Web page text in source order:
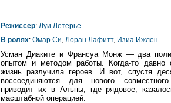
Режиссер: Луи Летерье
В ролях: Омар Си Лоран Лафитт, Изиа Ижлен
Усман Диаките и Франсуа Монж — два
опытом и методом работы. Когда-то давно
жизнь разлучила героев. И вот, спустя
воссоединяются для нового
приводит их в Альпы, где рядовое,
масштабной операцией.